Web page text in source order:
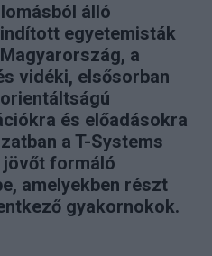
álló
egyetemisták
a
vidéki, elsősorban
és előadásokra
a T-Systems
jövőt formáló
amelyekben részt
gyakornokok.